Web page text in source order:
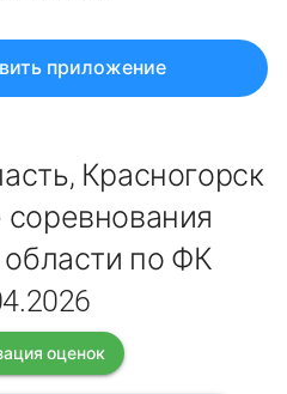
приложение
Красногорск
по ФК
оценок